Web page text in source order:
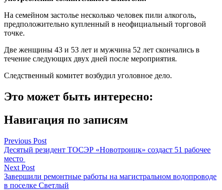
На семейном застолье несколько человек пили алкоголь,
предположительно купленный в неофициальный торговой
точке.
Две женщины 43 и 53 лет и мужчина 52 лет скончались в
течение следующих двух дней после мероприятия.
Следственный комитет возбудил уголовное дело.
Это может быть интересно:
Навигация по записям
Previous Post
Десятый резидент ТОСЭР «Новотроицк» создаст 51 рабочее
место
Next Post
Завершили ремонтные работы на магистральном водопроводе
в поселке Светлый